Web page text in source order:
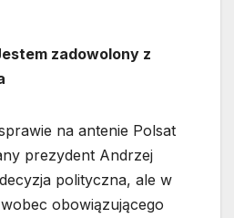
zadowolony z
na antenie Polsat
prezydent Andrzej
polityczna, ale w
obowiązującego